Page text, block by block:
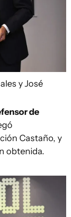
y José
de
Castaño, y
obtenida.